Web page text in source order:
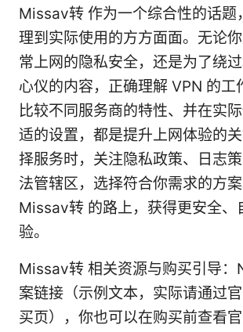
Missav转 作为一个综合性的话题
理到实际使用的方方面面。无论
常上网的隐私安全，还是为了绕
心仪的内容，正确理解 VPN 的工
比较不同服务商的特性、并在实
适的设置，都是提升上网体验的
择服务时，关注隐私政策、日志
法管辖区，选择符合你需求的方
Missav转 的路上，获得更安全、
验。
Missav转 相关资源与购买引导：
案链接（示例文本，实际请通过
买页），你也可以在购买前查看